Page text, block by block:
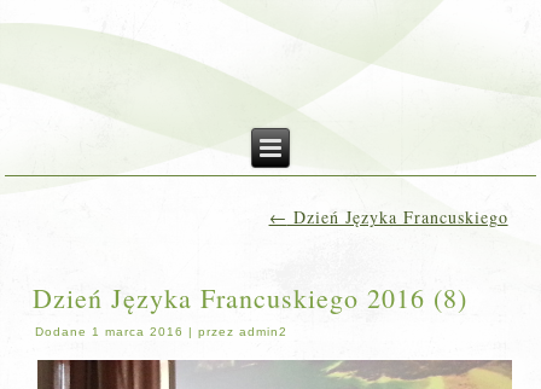
← Dzień Języka Francuskiego
Dzień Języka Francuskiego 2016 (8)
Dodane 1 marca 2016 |przez admin2